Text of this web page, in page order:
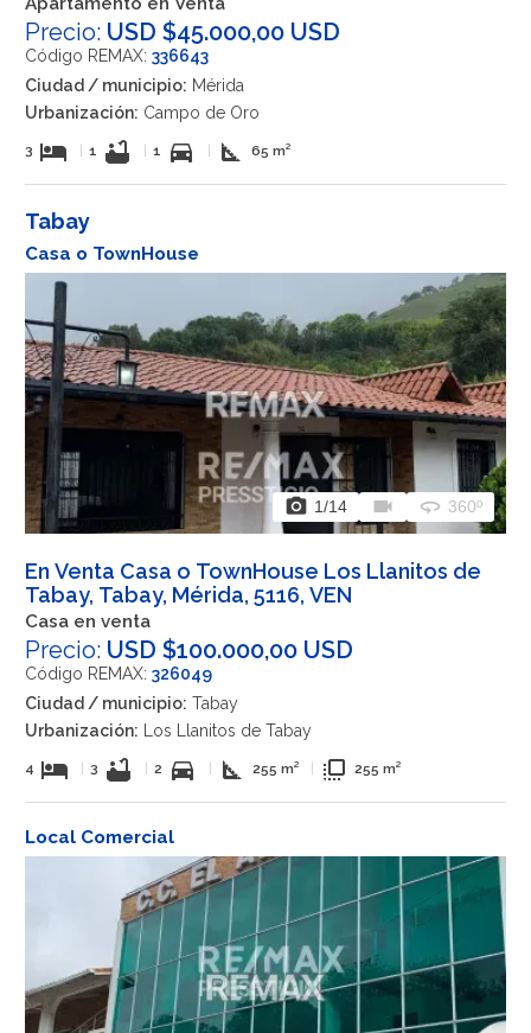
Precio: USD $45.000,00 USD
Código REMAX: 336643
Ciudad / municipio: Mérida
Urbanización: Campo de Oro
3 hotel 1 bathtub 1 directions_car square_foot 65 m²
Tabay
Casa o TownHouse
photo_camera 1/14 videocam 360 360º
En Venta Casa o TownHouse Los Llanitos de
Tabay, Tabay, Mérida, 5116, VEN
Casa en venta
Precio: USD $100.000,00 USD
Código REMAX: 326049
Ciudad / municipio: Tabay
Urbanización: Los Llanitos de Tabay
4 hotel 3 bathtub 2 directions_car square_foot 255 m² flip_to_front 255 m²
Local Comercial